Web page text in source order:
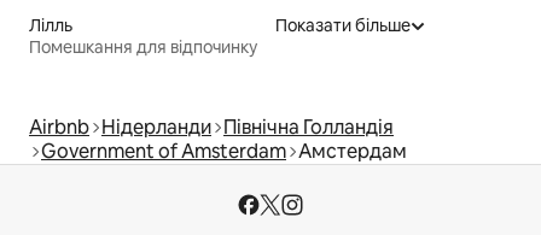
Лілль
Помешкання для відпочинку
Показати більше
Airbnb Нідерланди Північна Голландія
Government of Amsterdam Амстердам